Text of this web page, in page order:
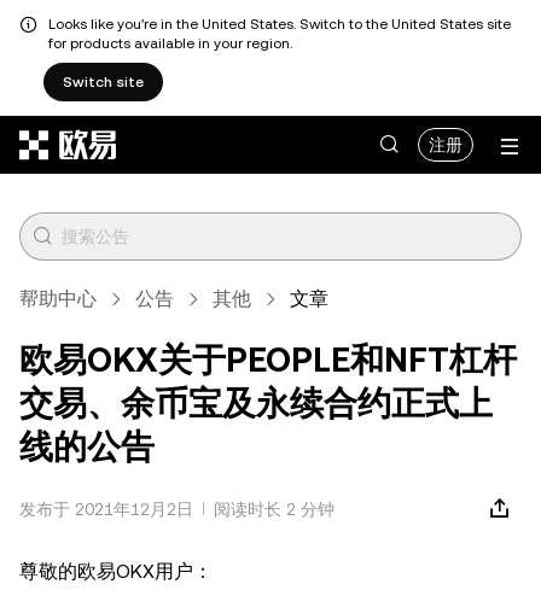
Looks like you're in the United States. Switch to the United States site
for products available in your region.
Switch site
注册
帮助中心 公告 其他 文章
欧易OKX关于PEOPLE和NFT杠杆
交易、余币宝及永续合约正式上
线的公告
发布于 2021年12月2日 阅读时长 2 分钟
尊敬的欧易OKX用户：